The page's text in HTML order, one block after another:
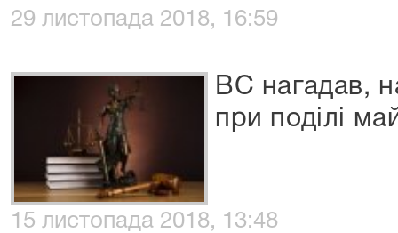
29 листопада 2018, 16:59
ВС нагадав,
при поділі
15 листопада 2018, 13:48